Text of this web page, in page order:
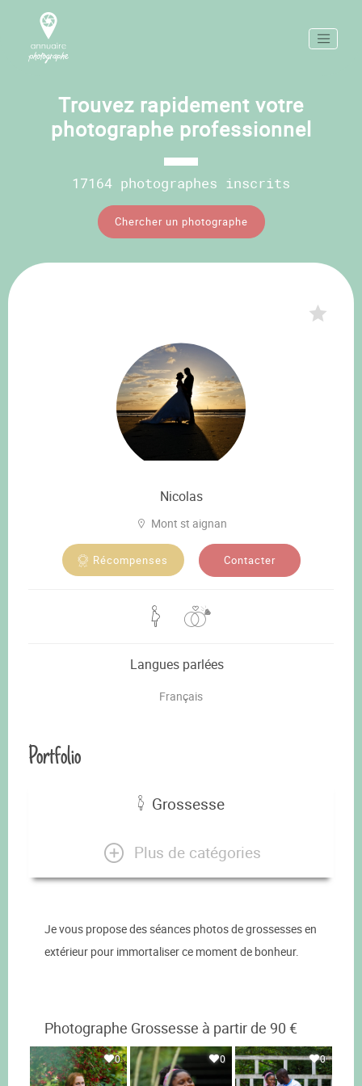
Trouvez rapidement votre
photographe professionnel
17164 photographes inscrits
Chercher un photographe
Nicolas
Mont st aignan
Récompenses Contacter
Langues parlées
Français
Portfolio
Grossesse
Plus de catégories
Je vous propose des séances photos de grossesses en
extérieur pour immortaliser ce moment de bonheur.
Photographe Grossesse à partir de 90 €
0 0 0